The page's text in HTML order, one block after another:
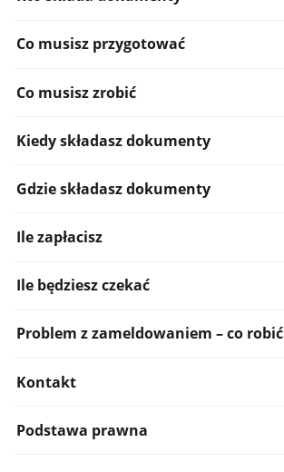
Co musisz przygotować
Co musisz zrobić
Kiedy składasz dokumenty
Gdzie składasz dokumenty
Ile zapłacisz
Ile będziesz czekać
Problem z zameldowaniem – co robić
Kontakt
Podstawa prawna